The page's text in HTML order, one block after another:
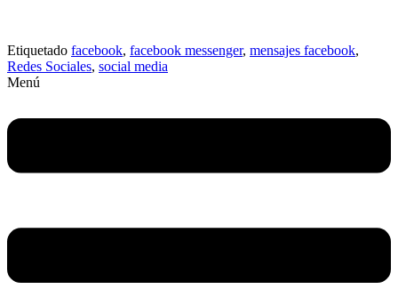
Etiquetado facebook, facebook messenger, mensajes facebook,
Redes Sociales, social media
Menú